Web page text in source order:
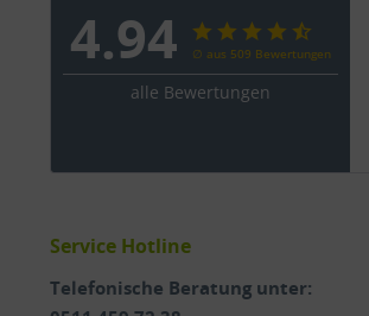
4.94 ∅ aus 509 Bewertungen
alle Bewertungen
Service Hotline
Telefonische Beratung unter: